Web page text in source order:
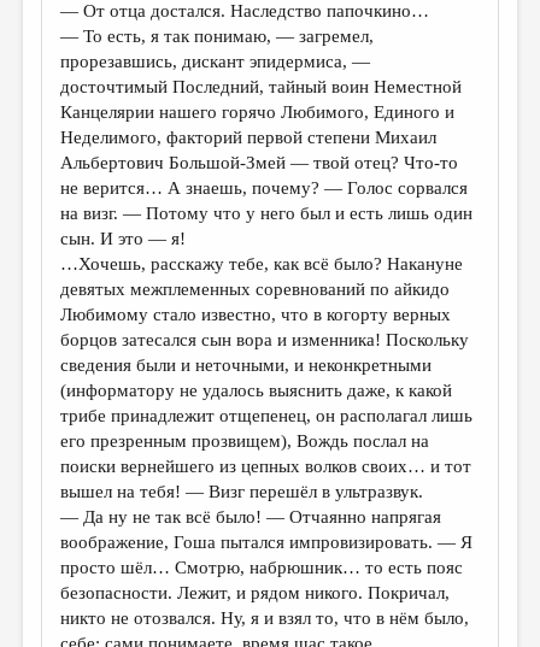
— От отца достался. Наследство папочкино…
— То есть, я так понимаю, — загремел,
прорезавшись, дискант эпидермиса, —
досточтимый Последний, тайный воин Неместной
Канцелярии нашего горячо Любимого, Единого и
Неделимого, факторий первой степени Михаил
Альбертович Большой-Змей — твой отец? Что-то
не верится… А знаешь, почему? — Голос сорвался
на визг. — Потому что у него был и есть лишь один
сын. И это — я!
…Хочешь, расскажу тебе, как всё было? Накануне
девятых межплеменных соревнований по айкидо
Любимому стало известно, что в когорту верных
борцов затесался сын вора и изменника! Поскольку
сведения были и неточными, и неконкретными
(информатору не удалось выяснить даже, к какой
трибе принадлежит отщепенец, он располагал лишь
его презренным прозвищем), Вождь послал на
поиски вернейшего из цепных волков своих… и тот
вышел на тебя! — Визг перешёл в ультразвук.
— Да ну не так всё было! — Отчаянно напрягая
воображение, Гоша пытался импровизировать. — Я
просто шёл… Смотрю, набрюшник… то есть пояс
безопасности. Лежит, и рядом никого. Покричал,
никто не отозвался. Ну, я и взял то, что в нём было,